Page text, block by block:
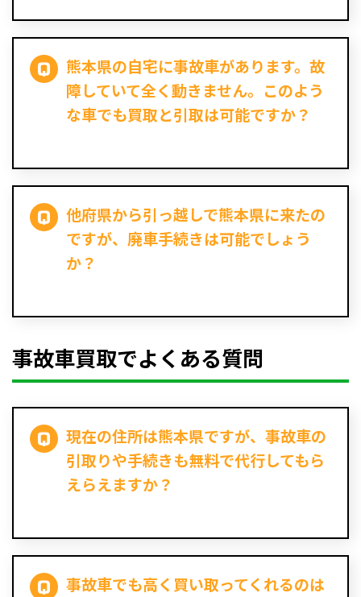
熊本県の自宅に事故車があります。故
障していて全く動きません。このよう
な車でも買取と引取は可能ですか？
他府県から引っ越しで熊本県に来たの
ですが、廃車手続きは可能でしょう
か？
事故車買取でよくある質問
現在の住所は熊本県ですが、事故車の
引取りや手続きも無料で代行してもら
えらえますか？
事故車でも高く買い取ってくれるのは